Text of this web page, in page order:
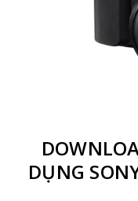
DỤNG